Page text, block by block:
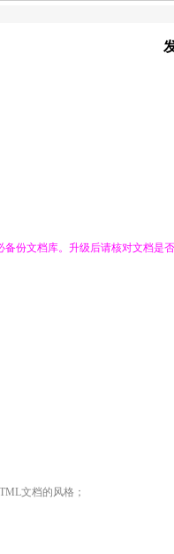
份文档库。升级后请核对文档是否
文档的风格；